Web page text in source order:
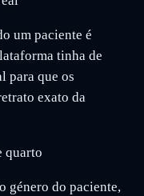
um paciente é
tinha de
para que os
exato da
quarto
género do paciente,